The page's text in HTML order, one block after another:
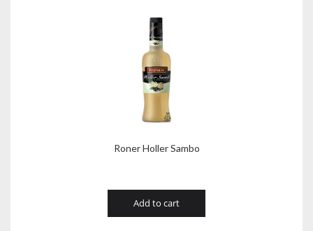
Roner Holler Sambo
Add to cart